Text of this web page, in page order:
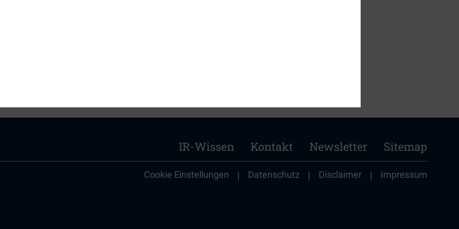
IR-Wissen Kontakt Newsletter Sitemap
Cookie Einstellungen | Datenschutz | Disclaimer | Impressum